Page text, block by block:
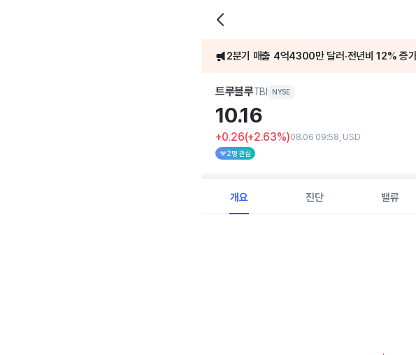
[어닝콜] 트루블루, 2분기 매출 12%↑ 4억
트루블루TBI NYSE
10.16
+0.26(+2.63%)08.06 09:58, USD
2명 관심
개요 진단 밸류
The chart has 1 X axis displaying Time.